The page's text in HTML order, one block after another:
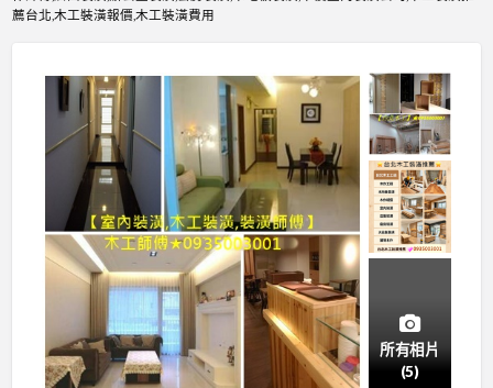
薦台北,木工裝潢報價,木工裝潢費用
所有相片
(5)